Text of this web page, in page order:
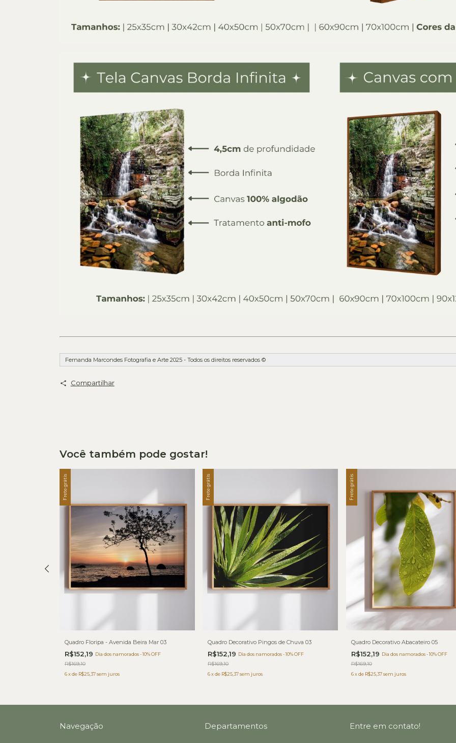
Fernanda Marcondes Fotografia e Arte 2025 - Todos os direitos reservados ©
Compartilhar
Você também pode gostar!
Frete grátis
Quadro Floripa - Avenida Beira Mar 03
R$152,19 Dia dos namorados - 10% OFF
R$169,10
6xde R$25,37sem juros
Frete grátis
Quadro Decorativo Pingos de Chuva 03
R$152,19 Dia dos namorados - 10% OFF
R$169,10
6 xde R$25,37 sem juros
Frete grátis
Quadro Decorativo Abacateiro 05
R$152,19 Dia dos namorados - 10% OFF
R$169,10
6 xde R$25,37 sem juros
Navegação Departamentos Entre em contato!